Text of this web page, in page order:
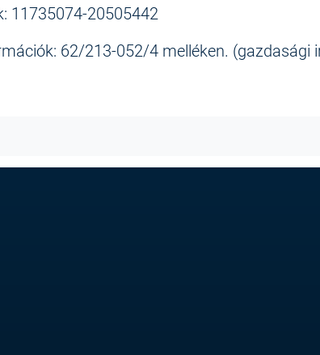
11735074-20505442
62/213-052/4 melléken. (gazdasági